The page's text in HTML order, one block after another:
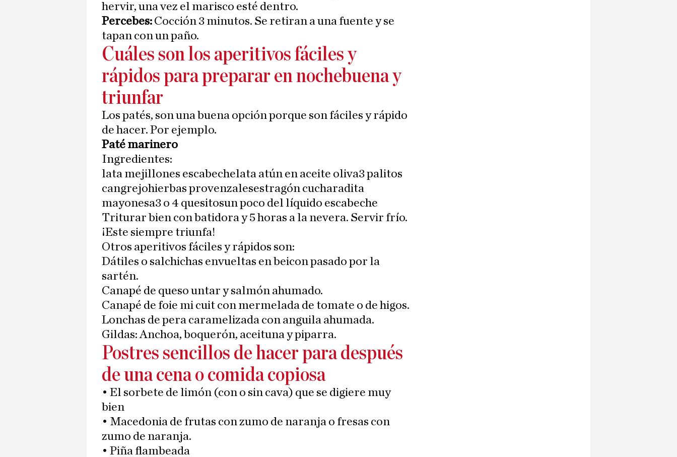
hervir, una vez el marisco esté dentro.
Percebes: Cocción 3 minutos. Se retiran a una fuente y se
tapan con un paño.
Cuáles son los aperitivos fáciles y
rápidos para preparar en nochebuena y
triunfar
Los patés, son una buena opción porque son fáciles y rápido
de hacer. Por ejemplo.
Paté marinero
Ingredientes:
lata mejillones escabechelata atún en aceite oliva3 palitos
cangrejohierbas provenzalesestragón cucharadita
mayonesa3 o 4 quesitosun poco del líquido escabeche
Triturar bien con batidora y 5 horas a la nevera. Servir frío.
¡Este siempre triunfa!
Otros aperitivos fáciles y rápidos son:
Dátiles o salchichas envueltas en beicon pasado por la
sartén.
Canapé de queso untar y salmón ahumado.
Canapé de foie mi cuit con mermelada de tomate o de higos.
Lonchas de pera caramelizada con anguila ahumada.
Gildas: Anchoa, boquerón, aceituna y piparra.
Postres sencillos de hacer para después
de una cena o comida copiosa
• El sorbete de limón (con o sin cava) que se digiere muy
bien
• Macedonia de frutas con zumo de naranja o fresas con
zumo de naranja.
• Piña flambeada